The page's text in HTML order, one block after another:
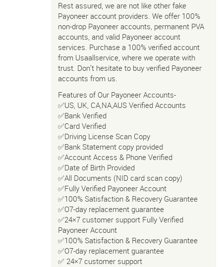
Rest assured, we are not like other fake
Payoneer account providers. We offer 100%
non-drop Payoneer accounts, permanent PVA
accounts, and valid Payoneer account
services. Purchase a 100% verified account
from Usaallservice, where we operate with
trust. Don’t hesitate to buy verified Payoneer
accounts from us.
Features of Our Payoneer Accounts-
✅US, UK, CA,NA,AUS Verified Accounts
✅Bank Verified
✅Card Verified
✅Driving License Scan Copy
✅Bank Statement copy provided
✅Account Access & Phone Verified
✅Date of Birth Provided
✅All Documents (NID card scan copy)
✅Fully Verified Payoneer Account
✅100% Satisfaction & Recovery Guarantee
✅O7-day replacement guarantee
✅24×7 customer support Fully Verified
Payoneer Account
✅100% Satisfaction & Recovery Guarantee
✅O7-day replacement guarantee
✅ 24×7 customer support